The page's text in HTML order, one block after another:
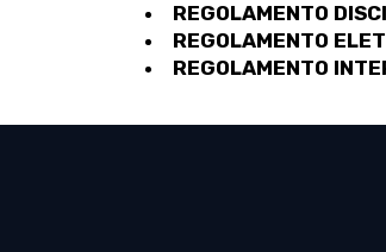
REGOLAMENTO
REGOLAMENTO
REGOLAMENTO